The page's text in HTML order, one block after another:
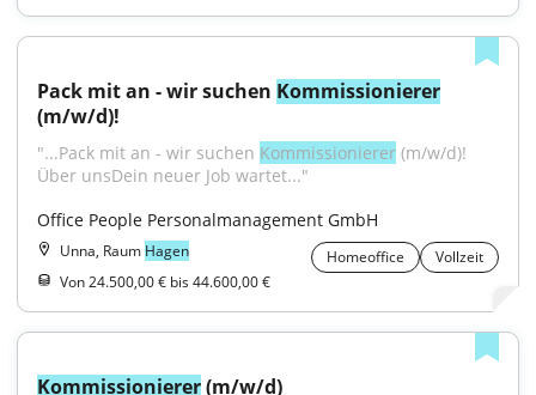
Pack mit an - wir suchen Kommissionierer
(m/w/d)!
"...Pack mit an - wir suchen Kommissionierer (m/w/d)!
Über unsDein neuer Job wartet..."
Office People Personalmanagement GmbH
Unna, Raum Hagen Homeoffice
Vollzeit
Von 24.500,00 € bis 44.600,00 €
Kommissionierer (m/w/d)